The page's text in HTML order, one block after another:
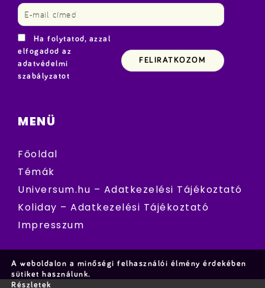
Ha folytatod, azzal
elfogadod az
adatvédelmi
szabályzatot
MENÜ
Főoldal
Témák
Universum.hu – Adatkezelési Tájékoztató
Koliday – Adatkezelési Tájékoztató
Impresszum
A weboldalon a minőségi felhasználói élmény érdekében
sütiket használunk.
Részletek